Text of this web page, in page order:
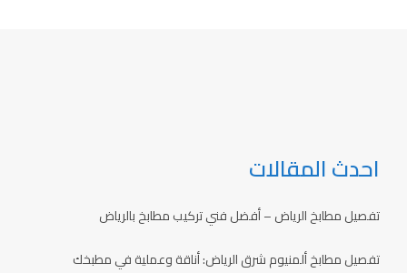
احدث المقالات
تفصيل مطابخ الرياض – أفضل فني تركيب مطابخ بالرياض
تفصيل مطابخ ألمنيوم شرق الرياض: أناقة وعملية في مطبخك